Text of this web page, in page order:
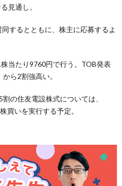
見通し。
するとともに、株主に応募するよ
当たり9760円で行う。TOB発表
ら2割強高い。
の住友電設株式については、
買いを実行する予定。